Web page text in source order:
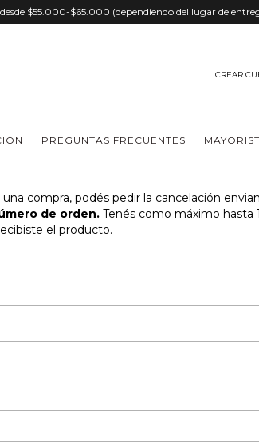
$55.000-$65.000 (dependiendo del lugar de
CREAR
PREGUNTAS FRECUENTES
compra, podés pedir la cancelación
de orden.Tenés como máximo hasta
el producto.